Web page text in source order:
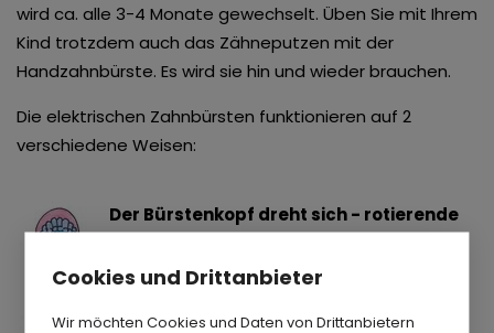
Cookies und Drittanbieter
Wir möchten Cookies und Daten von Drittanbietern
wird ca. alle 3-4 Monate gewechselt. Üben Sie mit Ihrem
Kind trotzdem auch das Zähneputzen mit der
Handzahnbürste. Es wird sie hin und wieder brauchen.
Die elektrischen Zahnbürsten funktionieren auf 2
verschiedene Weisen:
Der Bürstenkopf dreht sich - rotierende
Der rundeZahnbürstenkopf bewegt sich
kreisend auf dem Zahn und putzt die